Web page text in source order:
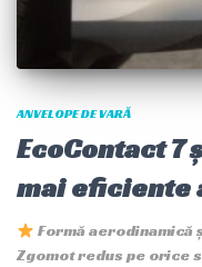
ANVELOPE DE VARĂ
EcoContact 7
mai eficiente
Formă aerodinamică
Zgomot redus pe orice